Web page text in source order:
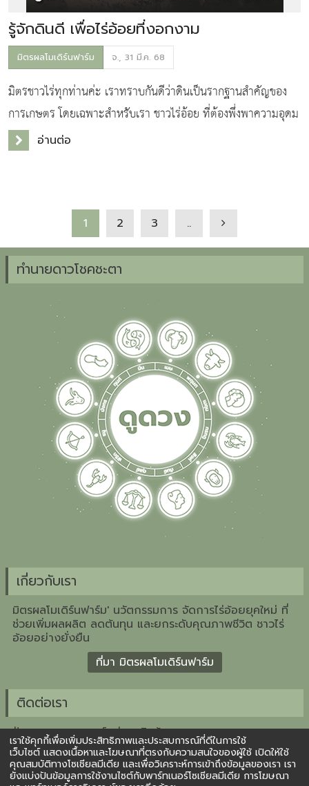
รู้จักดินดี เพื่อไร่อ้อยที่งอกงาม
มิตรผลโมเดิร์นฟาร์ม จ., 31 มี.ค. 68
มิตรชาวไร่ทุกท่านค่ะ เราทราบกันดีว่าดินเป็นรากฐานสำคัญของ
การเกษตร โดยเฉพาะสำหรับเรา ชาวไร่อ้อย ที่ต้องพึ่งพาความอุดม
สมบูรณ์ของดินเพื่อให้ได้ผลผลิตที่ดี อ้อยเป็นพืชที่ดูดธาตุอาหารจาก
อ่านต่อ
1 2 3 ..
ทำนายดาวโชคชะตา
เกี่ยวกับเรา
มิตรผลโมเดิร์นฟาร์ม' นวัตกรรมการ จัดการไร่อ้อยยุคใหม่ ที่
ช่วยเพิ่มผลผลิต ลดต้นทุน และยกระดับคุณภาพชีวิต ชาวไร่
อ้อยอย่างยั่งยืน
ที่มา มิตรผลโมเดิร์นฟาร์ม
ติดต่อเรา
ฝ่ายวางแผนกลยุทธ์กลุ่มธุรกิจอ้อย
บริษัท น้ำตาลมิตรผล จำกัด
2 อาคารเพลินจิตเซ็นเตอร์ ชั้น 3 ถ.สุขุมวิท คลองเตย
กรุงเทพ 10110
เราใช้คุกกี้เพื่อเพิ่มประสิทธิภาพและประสบการณ์ที่ดีในการใช้
เว็บไซต์ แสดงเนื้อหาและโฆษณาที่ตรงกับความสนใจของผู้ใช้ เปิดให้ใช้
คุณสมบัติทางโซเชียลมีเดีย และเพื่อวิเคราะห์การเข้าถึงข้อมูลของเรา เรา
ยังแบ่งปันข้อมูลการใช้งานไซต์กับพาร์ทเนอร์โซเชียลมีเดีย การโฆษณา